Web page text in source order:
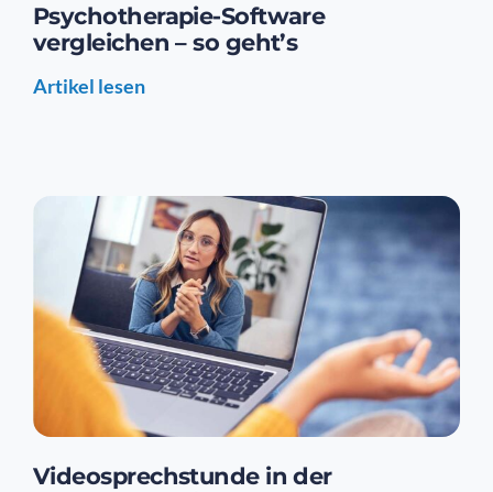
Psychotherapie-Software
vergleichen – so geht’s
Videosprechstunde in der